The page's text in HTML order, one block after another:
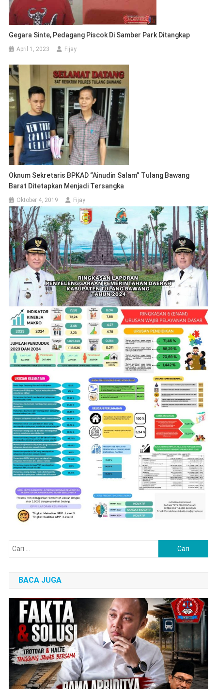
Oknum Sekretaris BPKAD “Ainudin Salam” Tulang Bawang
Barat Ditetapkan Menjadi Tersangka
Oktober 4, 2019 Fijay
Cari
untuk:
BACA JUGA
Di Tengah Polemik Trotoar Dan Halte, GEPAK
Lampung Dorong Kritik Berbasis Fakta Dan Solusi